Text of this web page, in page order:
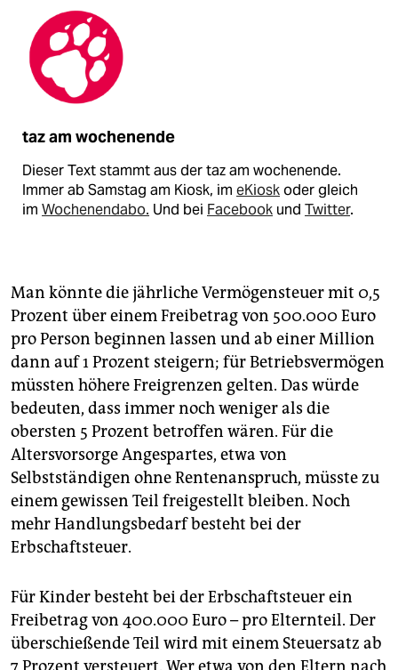
taz am wochenende
Dieser Text stammt aus der taz am wochenende.
Immer ab Samstag am Kiosk, im eKioskoder gleich
im Wochenendabo. Und bei Facebook und Twitter.
Man könnte die jährliche Vermögensteuer mit 0,5
Prozent über einem Freibetrag von 500.000 Euro
pro Person beginnen lassen und ab einer Million
dann auf 1 Prozent steigern; für Betriebsvermögen
müssten höhere Freigrenzen gelten. Das würde
bedeuten, dass immer noch weniger als die
obersten 5 Prozent betroffen wären. Für die
Altersvorsorge Angespartes, etwa von
Selbstständigen ohne Rentenanspruch, müsste zu
einem gewissen Teil freigestellt bleiben. Noch
mehr Handlungsbedarf besteht bei der
Erbschaftsteuer.
Für Kinder besteht bei der ­Erbschaftsteuer ein
Freibetrag von 400.000 Euro – pro Elternteil. Der
überschießende Teil wird mit einem Steuersatz ab